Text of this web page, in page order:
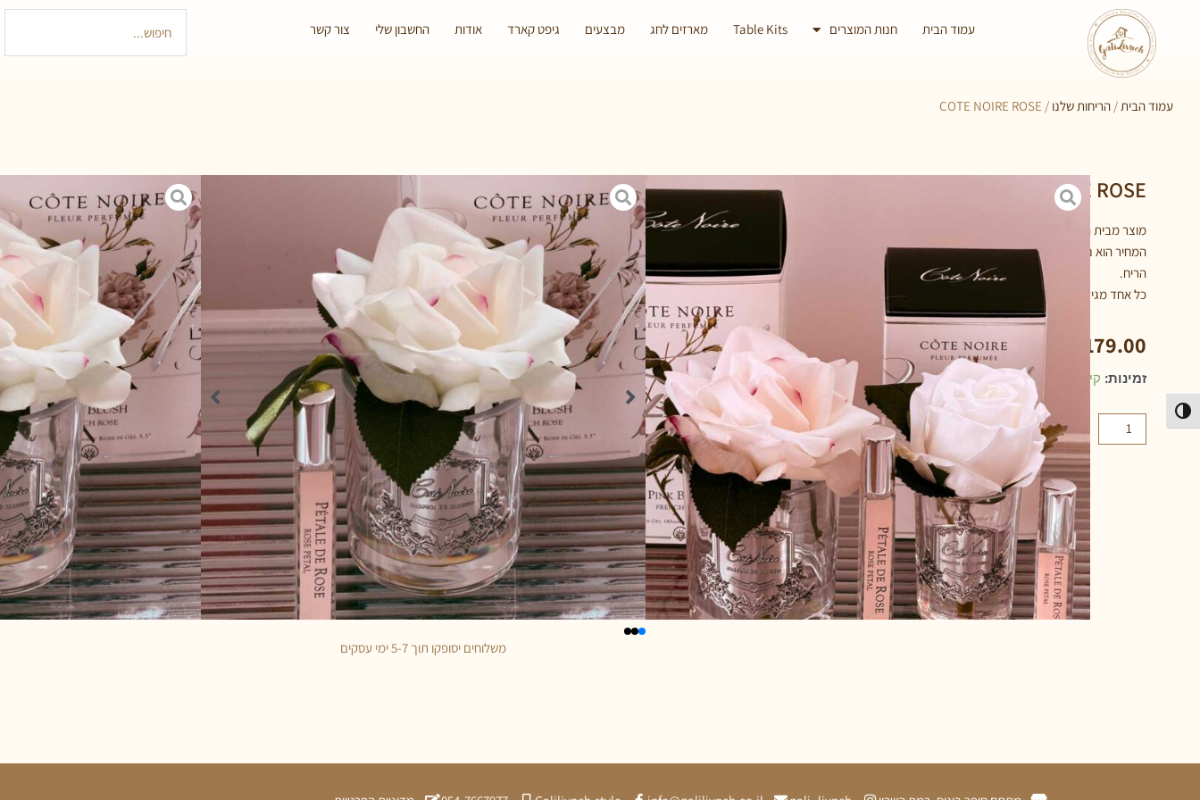
הפעל/כבה ניגודיות גבוהה
עמוד הבית חנות המוצרים Table Kits מארזים לחג מבצעים גיפט קארד אודות החשבון שלי צור קשר
עמוד הבית/ הריחות שלנו / COTE NOIRE ROSE
COTE NOIRE ROSE
מוצר מבית היוצר הצרפתי Cote noire
המחיר הוא נגזרת של גודל הורד וכמות הראשים, המגע הוא אחד לאחד ורדים אמיתיים, וגם
הריח.
כל אחד מגיע עם בקבוקון ריח להשפריץ וניתן בהמשך לרכוש רק את בקבוקוני הריח.
179.00
זמינות: קיים במלאי
הוספה לסל
משלוחים יסופקו תוך 5-7 ימי עסקים